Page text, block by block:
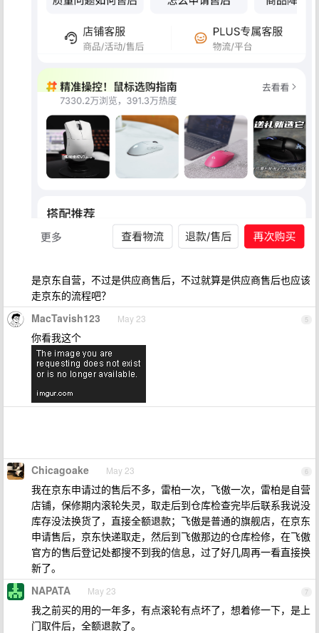
是京东自营，不过是供应商售后，不过就算是供应商售后也应该
走京东的流程吧？
5
MacTavish123 May 23
你看我这个
6
Chicagoake May 23
我在京东申请过的售后不多，雷柏一次，飞傲一次，雷柏是自营
店铺，保修期内滚轮失灵，取走后到仓库检查完毕后联系我说没
库存没法换货了，直接全额退款；飞傲是普通的旗舰店，在京东
申请售后，京东快递取走，然后到飞傲那边的仓库检修，在飞傲
官方的售后登记处都搜不到我的信息，过了好几周再一看直接换
新了。
7
NAPATA May 23
我之前买的用的一年多，有点滚轮有点坏了，想着修一下，是上
门取件后，全额退款了。